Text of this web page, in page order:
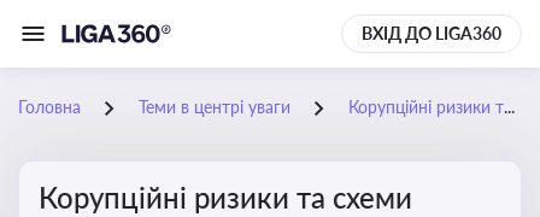
ВХІД ДО LIGA360
Головна Теми в центрі уваги Корупційні ризики та схеми
Корупційні ризики та схеми